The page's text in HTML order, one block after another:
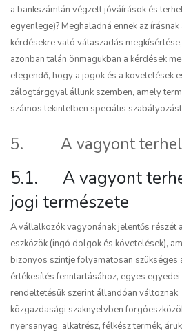
a bankszámlán végzett jóváírások és
egyenlege)? Meghaladná ennek az írásnak
kérdésekre való válaszadás
azonban talán önmagukban a kérdések
elegendő, hogy a jogok és a követelések
zálogtárggyal állunk szemben, amely
számos tekintetben speciális
5. A vagyont
5.1. A vagyont
jogi természete
A vállalkozók vagyonának jelentős részét
eszközök (ingó dolgok és követelések),
bizonyos szintje folyamatosan szükséges
értékesítés fenntartásához, egyes
rendeltetésük szerint állandóan változnak.
közgazdasági szaknyelvben
nyersanyag, alkatrész, félkész termék,